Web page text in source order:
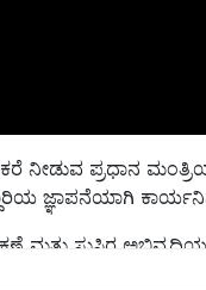
ಕರೆ ನೀಡುವ ಪ್ರಧಾನ
ಜ್ಞಾಪನೆಯಾಗಿ
ಸುಸ್ಥಿರ ಅಭಿವೃದ್ಧಿಯ